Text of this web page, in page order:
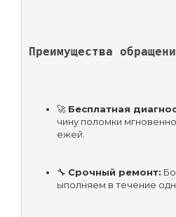
Преимущества
🚀 Бесплатная
чину поломки
ежей.
🔧 Срочный ремонт:
ыполняем в течение